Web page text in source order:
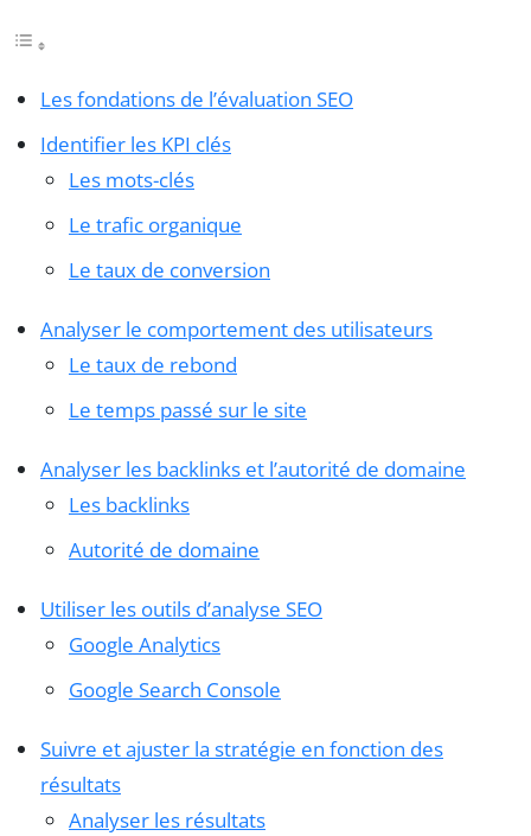
Les fondations de l’évaluation SEO
Identifier les KPI clés
Les mots-clés
Le trafic organique
Le taux de conversion
Analyser le comportement des utilisateurs
Le taux de rebond
Le temps passé sur le site
Analyser les backlinks et l’autorité de domaine
Les backlinks
Autorité de domaine
Utiliser les outils d’analyse SEO
Google Analytics
Google Search Console
Suivre et ajuster la stratégie en fonction des
résultats
Analyser les résultats